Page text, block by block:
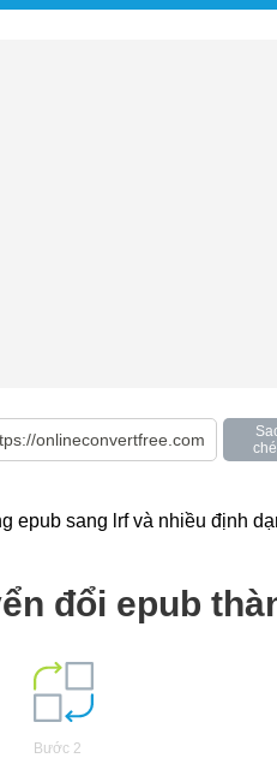
epub sang lrf và nhiều định
đổi epub
Bước 2